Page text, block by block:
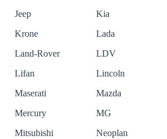
Jeep
Kia
Krone
Lada
Land-Rover
LDV
Lifan
Lincoln
Maserati
Mazda
Mercury
MG
Mitsubishi
Neoplan